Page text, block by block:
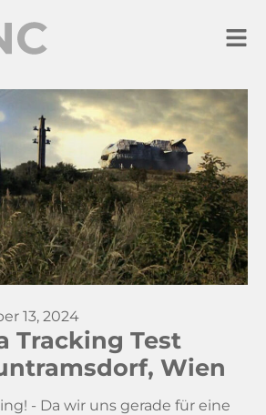
13, 2024
Tracking Test
Wien
- Da wir uns gerade für eine